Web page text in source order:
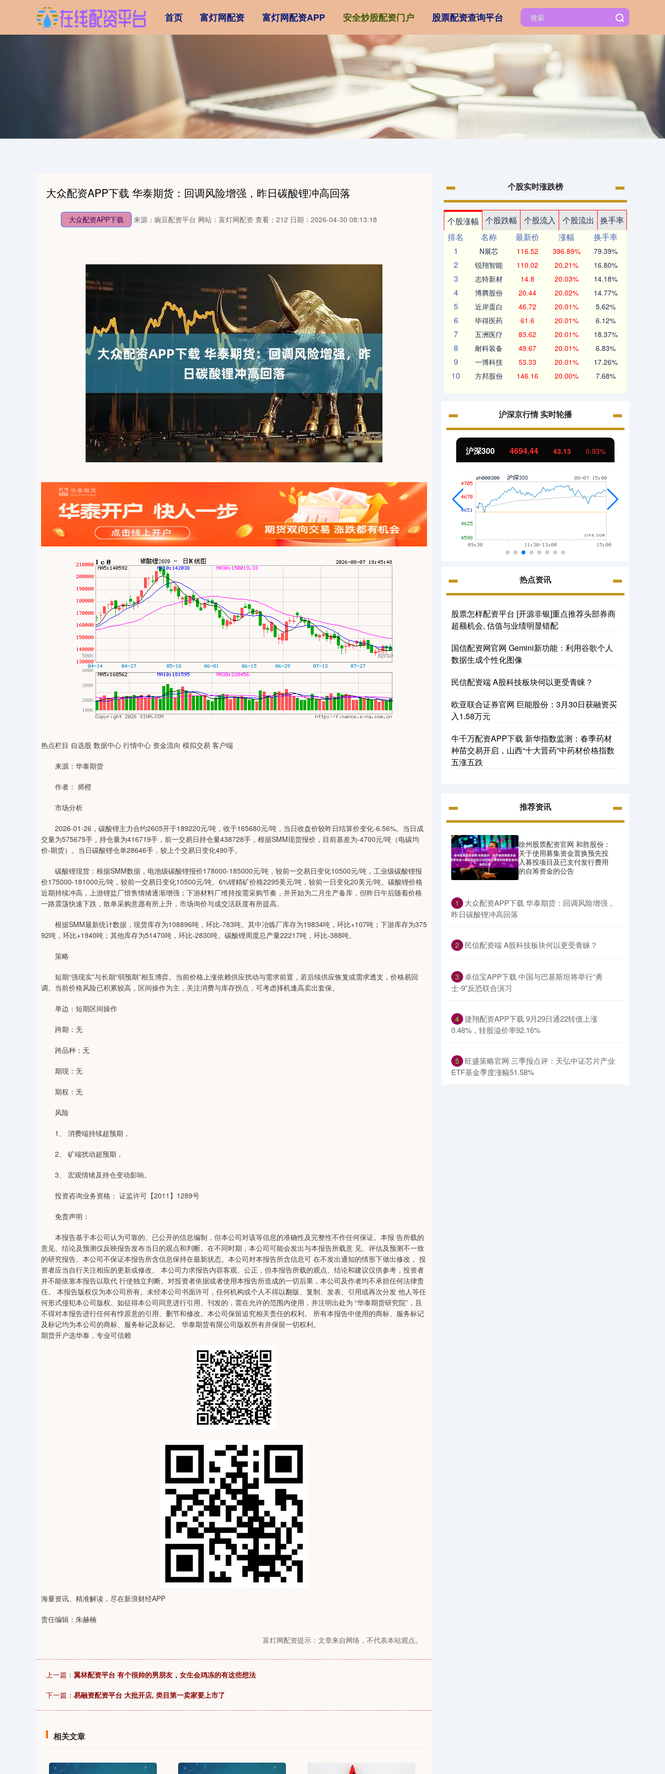
首页 富灯网配资 富灯网配资APP 安全炒股配资门户 股票配资查询平台
大众配资APP下载 华泰期货：回调风险增强，昨日碳酸锂冲高回落
大众配资APP下载 来源：豌豆配资平台 网站：富灯网配资 查看：212 日期：2026-04-30 08:13:18
热点栏目 自选股 数据中心 行情中心 资金流向 模拟交易 客户端
来源：华泰期货
作者： 师橙
市场分析
2026-01-26，碳酸锂主力合约2605开于189220元/吨，收于165680元/吨，当日收盘价较昨日结算价变化-6.56%。当日成
交量为575675手，持仓量为416719手，前一交易日持仓量438728手，根据SMM现货报价，目前基差为-4700元/吨（电碳均
价-期货）。当日碳酸锂仓单28646手，较上个交易日变化490手。
碳酸锂现货：根据SMM数据，电池级碳酸锂报价178000-185000元/吨，较前一交易日变化10500元/吨，工业级碳酸锂报
价175000-181000元/吨，较前一交易日变化10500元/吨。6%锂精矿价格2295美元/吨，较前一日变化20美元/吨。碳酸锂价格
近期持续冲高，上游锂盐厂惜售情绪逐渐增强；下游材料厂维持按需采购节奏，并开始为二月生产备库，但昨日午后随着价格
一路震荡快速下跌，散单采购意愿有所上升，市场询价与成交活跃度有所提高。
根据SMM最新统计数据，现货库存为108896吨，环比-783吨。其中冶炼厂库存为19834吨，环比+107吨；下游库存为375
92吨，环比+1940吨；其他库存为51470吨，环比-2830吨。碳酸锂周度总产量22217吨，环比-388吨。
策略
短期“强现实”与长期“弱预期”相互博弈。当前价格上涨依赖供应扰动与需求前置，若后续供应恢复或需求透支，价格易回
调。当前价格风险已积累较高，区间操作为主，关注消费与库存拐点，可考虑择机逢高卖出套保。
单边：短期区间操作
跨期：无
跨品种：无
期现：无
期权：无
风险
1、 消费端持续超预期，
2、 矿端扰动超预期，
3、 宏观情绪及持仓变动影响。
投资咨询业务资格： 证监许可【2011】1289号
免责声明：
本报告基于本公司认为可靠的、已公开的信息编制，但本公司对该等信息的准确性及完整性不作任何保证。本报 告所载的
意见、结论及预测仅反映报告发布当日的观点和判断。在不同时期，本公司可能会发出与本报告所载意 见、评估及预测不一致
的研究报告。本公司不保证本报告所含信息保持在最新状态。本公司对本报告所含信息可 在不发出通知的情形下做出修改， 投
资者应当自行关注相应的更新或修改。 本公司力求报告内容客观、公正，但本报告所载的观点、结论和建议仅供参考，投资者
并不能依靠本报告以取代 行使独立判断。对投资者依据或者使用本报告所造成的一切后果，本公司及作者均不承担任何法律责
任。 本报告版权仅为本公司所有。未经本公司书面许可，任何机构或个人不得以翻版、复制、发表、引用或再次分发 他人等任
何形式侵犯本公司版权。如征得本公司同意进行引用、刊发的，需在允许的范围内使用，并注明出处为 “华泰期货研究院”，且
不得对本报告进行任何有悖原意的引用、删节和修改。本公司保留追究相关责任的权利。 所有本报告中使用的商标、服务标记
及标记均为本公司的商标、服务标记及标记。 华泰期货有限公司版权所有并保留一切权利。
期货开户选华泰，专业可信赖
海量资讯、精准解读，尽在新浪财经APP
责任编辑：朱赫楠
富灯网配资提示：文章来自网络，不代表本站观点。
上一篇： 翼林配资平台 有个很帅的男朋友，女生会鸡冻的有这些想法
下一篇： 易融资配资平台 大批开店, 类目第一卖家要上市了
相关文章
个股实时涨跌榜
个股涨幅 个股跌幅 个股流入 个股流出
换手率
排名
名称 最新价 涨幅
换手率
1
N展芯 116.52 396.89% 79.39%
2 锐翔智能 110.02 20.21% 16.80%
3 志特新材 14.8 20.03% 14.18%
4 博腾股份 20.44 20.02% 14.77%
5 近岸蛋白 46.72 20.01% 5.62%
6 毕得医药 61.6 20.01% 6.12%
7 五洲医疗 83.62 20.01% 18.37%
8 耐科装备 49.67 20.01% 6.83%
9 一博科技 53.33 20.01% 17.26%
10 方邦股份 146.16 20.00% 7.68%
沪深京行情 实时轮播
深证成指 200.89 1.42% 沪深300 4694.44 北证50 1134.24 11.37 1.01%
热点资讯
股票怎样配资平台 [开源非银]重点推荐头部券商
超额机会, 估值与业绩明显错配
国信配资网官网 Gemini新功能：利用谷歌个人
数据生成个性化图像
民信配资端 A股科技板块何以更受青睐？
欧亚联合证券官网 巨能股份：3月30日获融资买
入1.58万元
牛千万配资APP下载 新华指数监测：春季药材
种苗交易开启，山西“十大晋药”中药材价格指数
五涨五跌
推荐资讯
徐州股票配资官网 和胜股份：
关于使用募集资金置换预先投
入募投项目及已支付发行费用
的自筹资金的公告
1
​大众配资APP下载 华泰期货：回调风险增强，
昨日碳酸锂冲高回落
2 ​民信配资端 A股科技板块何以更受青睐？
3 ​卓信宝APP下载 中国与巴基斯坦将举行“勇
士-9”反恐联合演习
4 ​捷翔配资APP下载 9月29日通22转债上涨
0.48%，转股溢价率92.16%
5 ​旺盛策略官网 三季报点评：天弘中证芯片产业
ETF基金季度涨幅51.58%